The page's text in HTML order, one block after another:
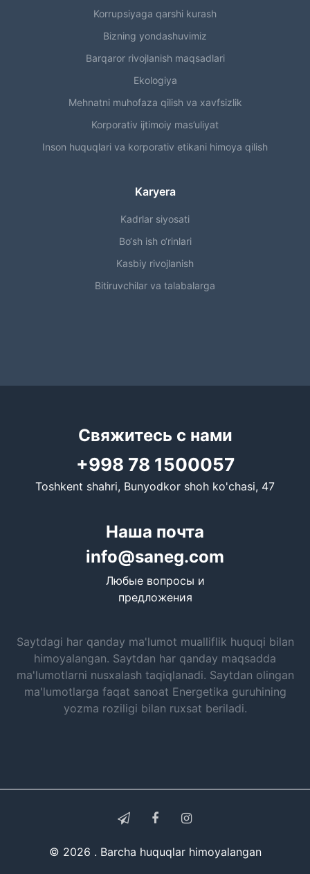
Korrupsiyaga qarshi kurash
Bizning yondashuvimiz
Barqaror rivojlanish maqsadlari
Ekologiya
Mehnatni muhofaza qilish va xavfsizlik
Korporativ ijtimoiy mas’uliyat
Inson huquqlari va korporativ etikani himoya qilish
Karyera
Kadrlar siyosati
Bo‘sh ish o‘rinlari
Kasbiy rivojlanish
Bitiruvchilar va talabalarga
Свяжитесь с нами
+998 78 1500057
Toshkent shahri, Bunyodkor shoh ko'chasi, 47
Наша почта
info@saneg.com
Любые вопросы и
предложения
Saytdagi har qanday ma'lumot mualliflik huquqi bilan
himoyalangan. Saytdan har qanday maqsadda
ma'lumotlarni nusxalash taqiqlanadi. Saytdan olingan
ma'lumotlarga faqat sanoat Energetika guruhining
yozma roziligi bilan ruxsat beriladi.
© 2026 . Barcha huquqlar himoyalangan